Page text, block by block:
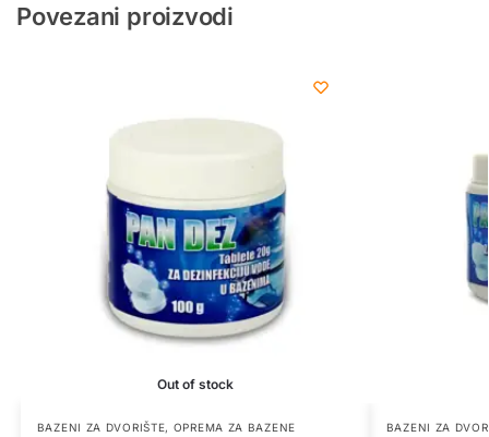
Povezani proizvodi
Out of stock
BAZENI ZA DVORIŠTE, OPREMA ZA BAZENE BAZENI ZA